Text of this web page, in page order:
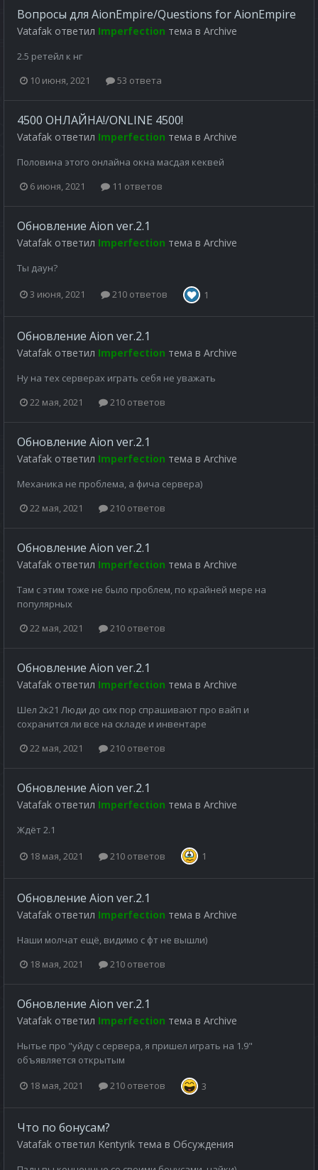
Вопросы для AionEmpire/Questions for AionEmpire
Vatafak ответил Imperfection тема в Archive
2.5 ретейл к нг
10 июня, 2021
53 ответа
4500 ОНЛАЙНА!/ONLINE 4500!
Vatafak ответил Imperfection тема в Archive
Половина этого онлайна окна масдая кеквей
6 июня, 2021
11 ответов
Обновление Aion ver.2.1
Vatafak ответил Imperfection тема в Archive
Ты даун?
3 июня, 2021 210 ответов 1
Обновление Aion ver.2.1
Vatafak ответил Imperfection тема в Archive
Ну на тех серверах играть себя не уважать
22 мая, 2021
210 ответов
Обновление Aion ver.2.1
Vatafak ответил Imperfection тема в Archive
Механика не проблема, а фича сервера)
22 мая, 2021
210 ответов
Обновление Aion ver.2.1
Vatafak ответил Imperfection тема в Archive
Там с этим тоже не было проблем, по крайней мере на
популярных
22 мая, 2021
210 ответов
Обновление Aion ver.2.1
Vatafak ответил Imperfection тема в Archive
Шел 2к21 Люди до сих пор спрашивают про вайп и
сохранится ли все на складе и инвентаре
22 мая, 2021
210 ответов
Обновление Aion ver.2.1
Vatafak ответил Imperfection тема в Archive
Ждёт 2.1
18 мая, 2021 210 ответов 1
Обновление Aion ver.2.1
Vatafak ответил Imperfection тема в Archive
Наши молчат ещё, видимо с фт не вышли)
18 мая, 2021
210 ответов
Обновление Aion ver.2.1
Vatafak ответил Imperfection тема в Archive
Нытье про "уйду с сервера, я пришел играть на 1.9"
объявляется открытым
18 мая, 2021 210 ответов 3
Что по бонусам?
Vatafak ответил Kentyrik тема в Обсуждения